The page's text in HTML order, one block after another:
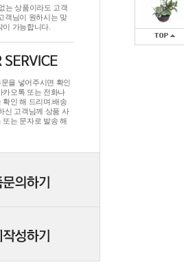
는 상품이라도 고객
객님이 원하시는 맞
이 가능합니다.
을 넣어주시면 확인
카오톡 또는 전화나
확인 해 드리며.배송
신 고객님께 상품 사
또는 문자로 발송 해